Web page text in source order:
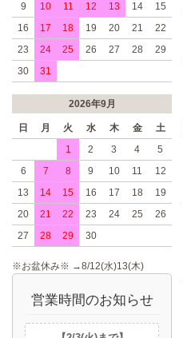
9
10 11 12 13 14
15
16
17 18 19 20 21
22
23
24 25 26 27 28
29
30
31
2026年9月
日 月 火 水 木 金
土
1
2 3 4
5
6
7 8 9 10 11
12
13
14 15 16 17 18
19
20
21 22 23 24 25
26
27
28 29 30
※お盆休み※ →8/12(水)13(木)
営業時間のお知らせ